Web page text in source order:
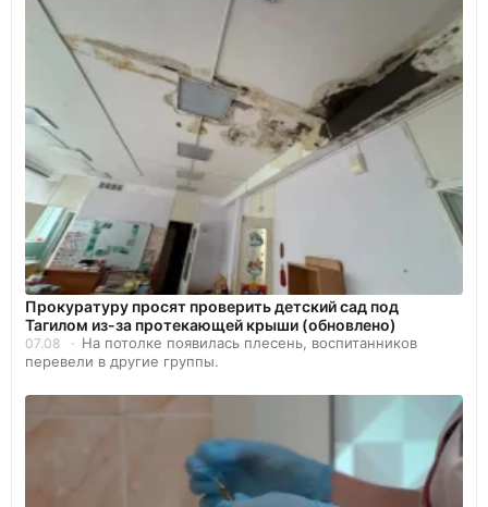
Прокуратуру просят проверить детский сад под
Тагилом из-за протекающей крыши (обновлено)
07.08
На потолке появилась плесень, воспитанников
перевели в другие группы.